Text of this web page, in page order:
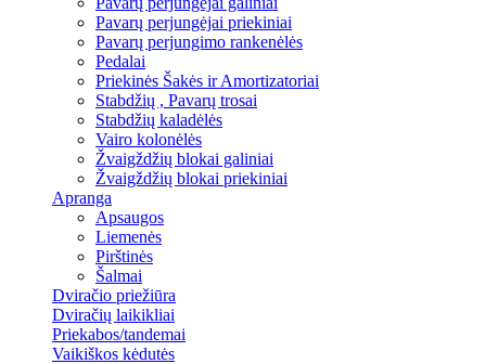
Pavarų perjungėjai priekiniai
Pavarų perjungimo rankenėlės
Pedalai
Priekinės Šakės ir Amortizatoriai
Stabdžių , Pavarų trosai
Stabdžių kaladėlės
Vairo kolonėlės
Žvaigždžių blokai galiniai
Žvaigždžių blokai priekiniai
Apranga
Apsaugos
Liemenės
Pirštinės
Šalmai
Dviračio priežiūra
Dviračių laikikliai
Priekabos/tandemai
Vaikiškos kėdutės